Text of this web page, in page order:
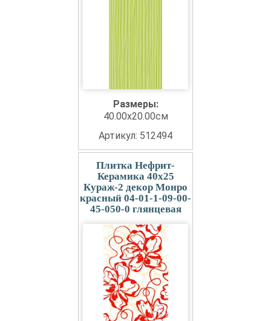
Размеры:
40.00x20.00см
Артикул: 512494
Плитка Нефрит-
Керамика 40x25
Кураж-2 декор Монро
красный 04-01-1-09-00-
45-050-0 глянцевая